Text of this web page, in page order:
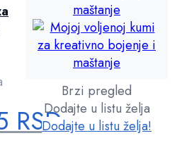
RSDTrenutna
Brzi pregled
Dodajte u listu želja
Dodajte u listu želja!